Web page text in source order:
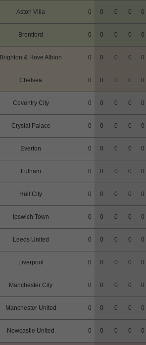
Aston Villa 0 0 0 0 0
Brentford 0 0 0 0 0
Brighton & Hove Albion 0 0 0 0 0
Chelsea 0 0 0 0 0
Coventry City 0 0 0 0 0
Crystal Palace 0 0 0 0 0
Everton 0 0 0 0 0
Fulham 0 0 0 0 0
Hull City 0 0 0 0 0
Ipswich Town 0 0 0 0 0
Leeds United 0 0 0 0 0
Liverpool 0 0 0 0 0
Manchester City 0 0 0 0 0
Manchester United 0 0 0 0 0
Newcastle United 0 0 0 0 0